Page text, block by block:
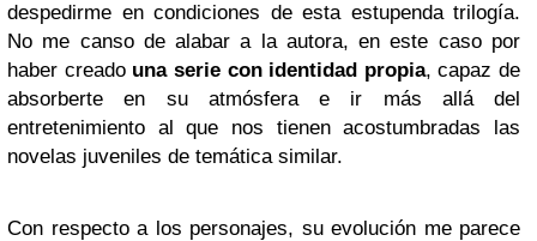
despedirme en condiciones de esta estupenda trilogía.
No me canso de alabar a la autora, en este caso por
haber creado una serie con identidad propia, capaz de
absorberte en su atmósfera e ir más allá del
entretenimiento al que nos tienen acostumbradas las
novelas juveniles de temática similar.
Con respecto a los personajes, su evolución me parece